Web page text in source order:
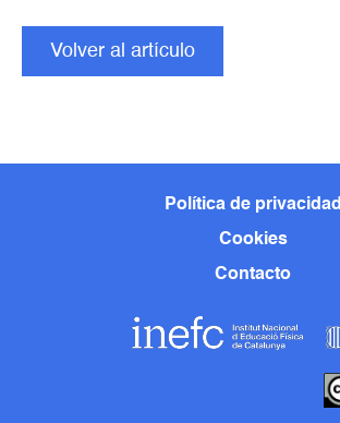
Volver al artículo
Política de privacidad
Cookies
Contacto